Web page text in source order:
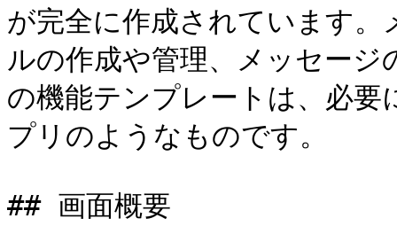
が完全に作成されています
ルの作成や管理、メッセー
の機能テンプレートは、必
プリのようなものです。
## 画面概要